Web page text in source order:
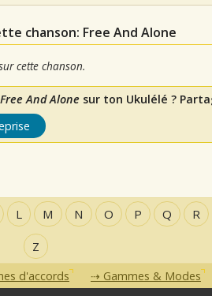
chanson: Free And Alone
cette chanson.
Free And Alone sur ton Ukulélé ?
L M N O P Q R
Z
d'accords Gammes & Modes